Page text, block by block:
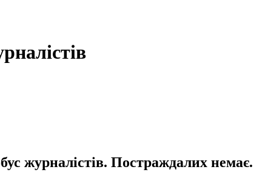
журналістів. Постраждалих немає.